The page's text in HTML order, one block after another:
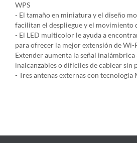
WPS
- El tamaño en miniatura y el diseño
facilitan el despliegue y el movimiento
- El LED multicolor le ayuda a
para ofrecer la mejor extensión de Wi-
Extender aumenta la señal
inalcanzables o difíciles de cablear sin
- Tres antenas externas con tecnología